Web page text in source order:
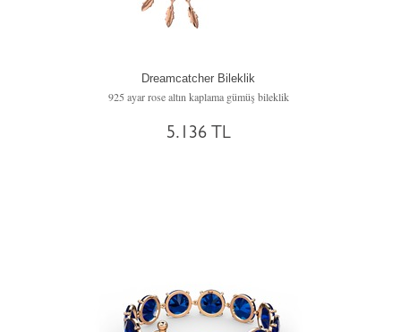
Dreamcatcher Bileklik
925 ayar rose altın kaplama gümüş bileklik
5.136 TL